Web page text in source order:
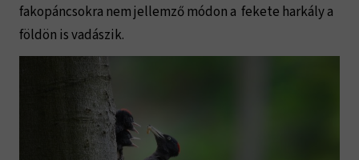
fakopáncsokra nem jellemző módon a fekete harkály a
földön is vadászik.